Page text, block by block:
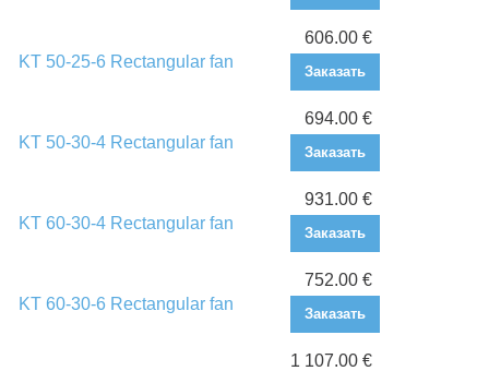
KT 50-25-6 Rectangular fan
606.00 €
Заказать
KT 50-30-4 Rectangular fan
694.00 €
Заказать
KT 60-30-4 Rectangular fan
931.00 €
Заказать
KT 60-30-6 Rectangular fan
752.00 €
Заказать
1 107.00 €